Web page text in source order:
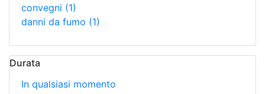
convegni (1)
danni da fumo (1)
Durata
In qualsiasi momento